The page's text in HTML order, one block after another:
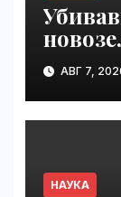
после
АВГ 7,
НАУКА